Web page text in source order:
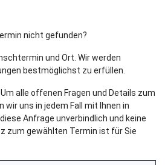
nicht gefunden?
und Ort. Wir werden
bestmöglichst zu erfüllen.
Um alle offenen Fragen und Details zum
wir uns in jedem Fall mit Ihnen in
Anfrage unverbindlich und keine
zum gewählten Termin ist für Sie